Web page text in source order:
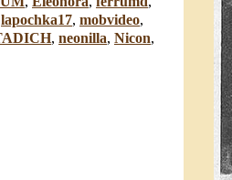
lapochka17, mobvideo,
, neonilla, Nicon,